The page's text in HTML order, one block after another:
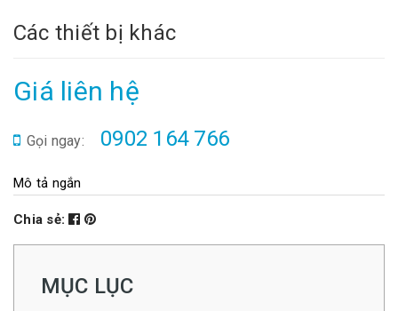
Các thiết bị khác
Giá liên hệ
Gọi ngay: 0902 164 766
Mô tả ngắn
Chia sẻ:
MỤC LỤC